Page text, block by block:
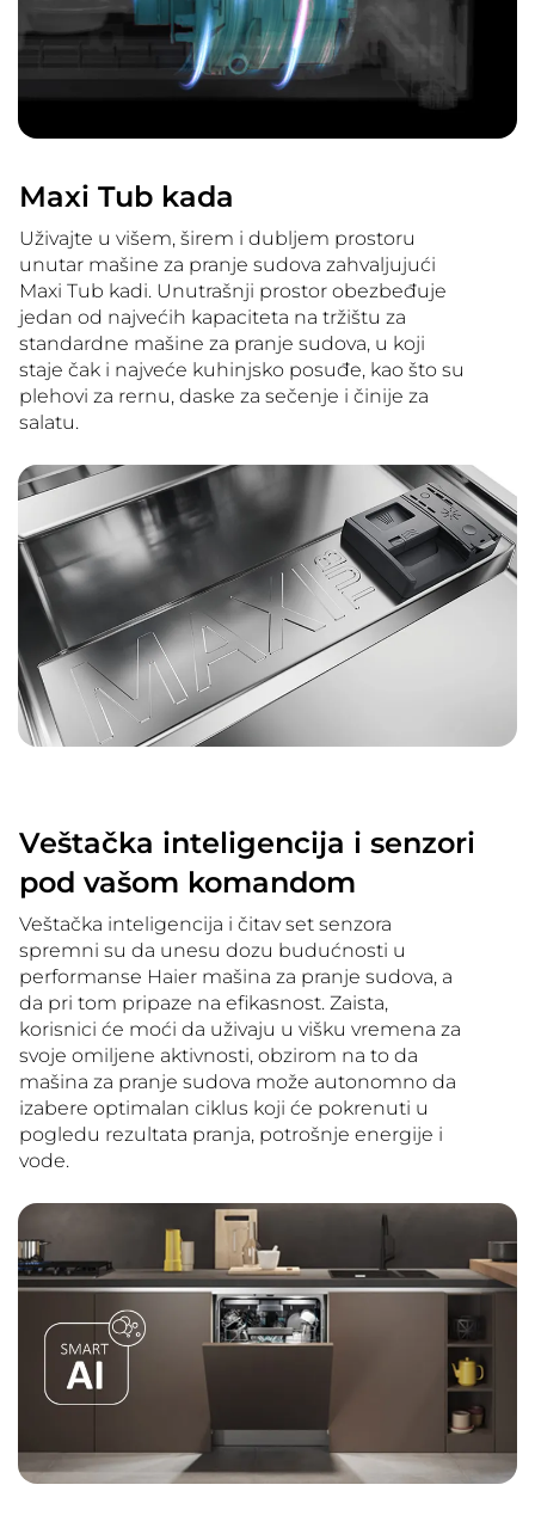
Maxi Tub kada
Uživajte u višem, širem i dubljem prostoru
unutar mašine za pranje sudova zahvaljujući
Maxi Tub kadi. Unutrašnji prostor obezbeđuje
jedan od najvećih kapaciteta na tržištu za
standardne mašine za pranje sudova, u koji
staje čak i najveće kuhinjsko posuđe, kao što su
plehovi za rernu, daske za sečenje i činije za
salatu.
Veštačka inteligencija i senzori
pod vašom komandom
Veštačka inteligencija i čitav set senzora
spremni su da unesu dozu budućnosti u
performanse Haier mašina za pranje sudova, a
da pri tom pripaze na efikasnost. Zaista,
korisnici će moći da uživaju u višku vremena za
svoje omiljene aktivnosti, obzirom na to da
mašina za pranje sudova može autonomno da
izabere optimalan ciklus koji će pokrenuti u
pogledu rezultata pranja, potrošnje energije i
vode.